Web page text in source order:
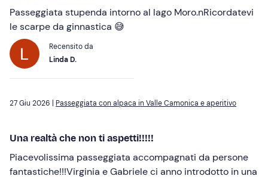
Passeggiata stupenda intorno al lago Moro.nRicordatevi
le scarpe da ginnastica 😅
Recensito da
Linda D.
27 Giu 2026 | Passeggiata con alpaca in Valle Camonica e aperitivo
Una realtà che non ti aspetti!!!!!
Piacevolissima passeggiata accompagnati da persone
fantastiche!!!Virginia e Gabriele ci anno introdotto in una